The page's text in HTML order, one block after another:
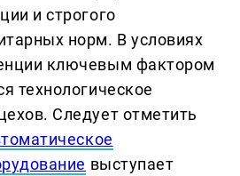
и строгого
норм. В условиях
ключевым фактором
технологическое
Следует отметить
выступает